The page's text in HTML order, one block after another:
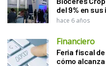
del 9% en
hace 6 años
Financiero
Feria fiscal
cómo